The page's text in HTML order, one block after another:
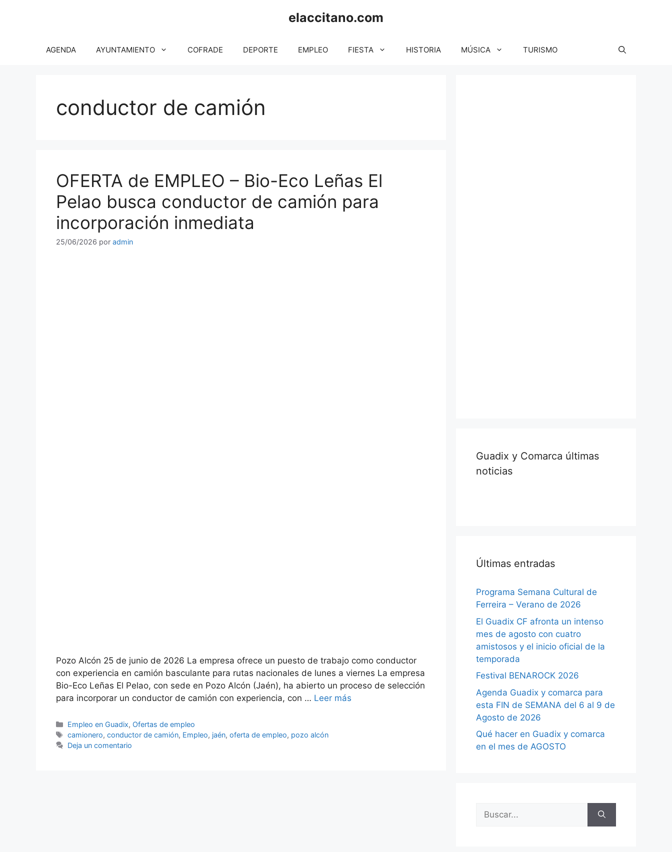
elaccitano.com
AGENDA AYUNTAMIENTO COFRADE DEPORTE EMPLEO FIESTA HISTORIA MÚSICA TURISMO
conductor de camión
OFERTA de EMPLEO – Bio-Eco Leñas El
Pelao busca conductor de camión para
incorporación inmediata
25/06/2026 por admin
Pozo Alcón 25 de junio de 2026 La empresa ofrece un puesto de trabajo como conductor
con experiencia en camión basculante para rutas nacionales de lunes a viernes La empresa
Bio-Eco Leñas El Pelao, con sede en Pozo Alcón (Jaén), ha abierto un proceso de selección
para incorporar un conductor de camión con experiencia, con … Leer más
Categorías
Empleo en Guadix, Ofertas de empleo
Etiquetas
camionero,conductor de camión, Empleo, jaén,oferta de empleo, pozo alcón
Deja un comentario
Guadix y Comarca últimas
noticias
Últimas entradas
Programa Semana Cultural de
Ferreira – Verano de 2026
El Guadix CF afronta un intenso
mes de agosto con cuatro
amistosos y el inicio oficial de la
temporada
Festival BENAROCK 2026
Agenda Guadix y comarca para
esta FIN de SEMANA del 6 al 9 de
Agosto de 2026
Qué hacer en Guadix y comarca
en el mes de AGOSTO
Buscar: